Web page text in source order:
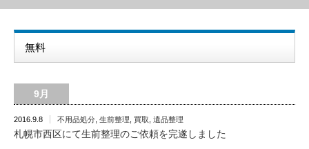
無料
9月
2016.9.8 不用品処分 生前整理 買取 遺品整理
札幌市西区にて生前整理のご依頼を完遂しました